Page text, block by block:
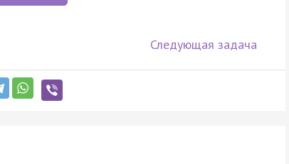
Следующая задача